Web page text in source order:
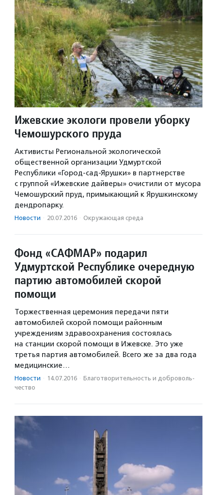
Ижевские экологи провели уборку
Чемошурского пруда
Активисты Региональной экологической
общественной организации Удмуртской
Республики «Город-сад-Ярушки» в партнерстве
с группой «Ижевские дайверы» очистили от мусора
Чемошурский пруд, примыкающий к Ярушкинскому
дендропарку.
Новости · 20.07.2016 · Окружающая среда
Фонд «САФМАР» подарил
Удмуртской Республике очередную
партию автомобилей скорой
помощи
Торжественная церемония передачи пяти
автомобилей скорой помощи районным
учреждениям здравоохранения состоялась
на станции скорой помощи в Ижевске. Это уже
третья партия автомобилей. Всего же за два года
медицинские…
Новости · 14.07.2016 · Благотвори­тель­ность и доброволь­
чест­во